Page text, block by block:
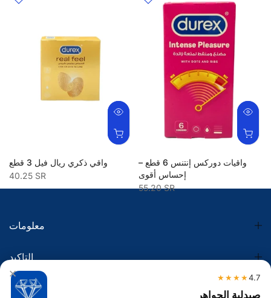
واقي ذكري ريال فيل 3 قطع
40.25 SR
واقيات دوركس إنتنس 6 قطع –
إحساس أقوى
55.20 SR
معلومات
التاكيد
الضريبة
× 4.7
★★★★
صيدلية الجواهر